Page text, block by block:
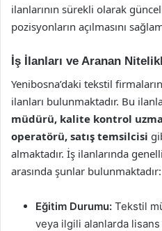
ilanlarının sürekli olarak
pozisyonların açılmasını
İş İlanları ve Aranan
Yenibosna’daki tekstil
ilanları bulunmaktadır. Bu
müdürü, kalite kontrol
operatörü, satış temsilcisi
almaktadır. İş ilanlarında
arasında şunlar bulunmaktadır:
Eğitim Durumu: Tekstil
veya ilgili alanlarda